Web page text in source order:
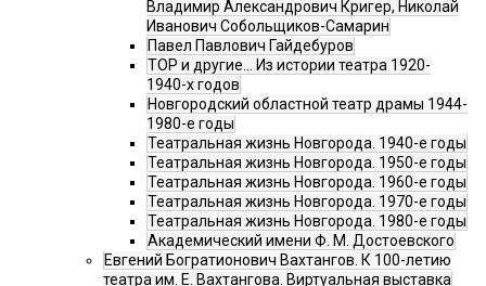
Владимир Александрович Кригер, Николай
Иванович Собольщиков-Самарин
Павел Павлович Гайдебуров
ТОР и другие… Из истории театра 1920-
1940-х годов
Новгородский областной театр драмы 1944-
1980-е годы
Театральная жизнь Новгорода. 1940-е годы
Театральная жизнь Новгорода. 1950-е годы
Театральная жизнь Новгорода. 1960-е годы
Театральная жизнь Новгорода. 1970-е годы
Театральная жизнь Новгорода. 1980-е годы
Академический имени Ф. М. Достоевского
Евгений Богратионович Вахтангов. К 100-летию
театра им. Е. Вахтангова. Виртуальная выставка